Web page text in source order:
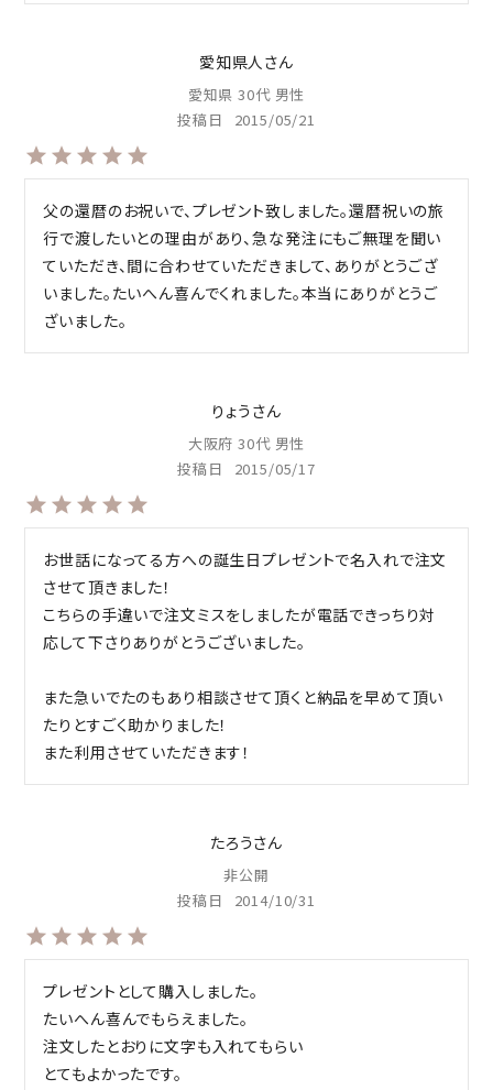
愛知県人
愛知県 30代 男性
投稿日
2015/05/21
父の還暦のお祝いで、プレゼント致しました。還暦祝いの旅
行で渡したいとの理由があり、急な発注にもご無理を聞い
ていただき、間に合わせていただきまして、ありがとうござ
いました。たいへん喜んでくれました。本当にありがとうご
ざいました。
りょう
大阪府 30代 男性
投稿日
2015/05/17
お世話になってる方への誕生日プレゼントで名入れで注文
させて頂きました！
こちらの手違いで注文ミスをしましたが電話できっちり対
応して下さりありがとうございました。
また急いでたのもあり相談させて頂くと納品を早めて頂い
たりとすごく助かりました！
また利用させていただきます！
たろう
非公開
投稿日
2014/10/31
プレゼントとして購入しました。
たいへん喜んでもらえました。
注文したとおりに文字も入れてもらい
とてもよかったです。